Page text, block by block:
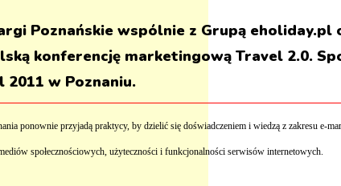
Poznańskie wspólnie z Grupą
konferencję marketingową Travel 2.0.
w Poznaniu.
ponownie przyjadą praktycy, by dzielić się doświadczeniem i wiedzą z zakresu e-
społecznościowych, użyteczności i funkcjonalności serwisów internetowych.